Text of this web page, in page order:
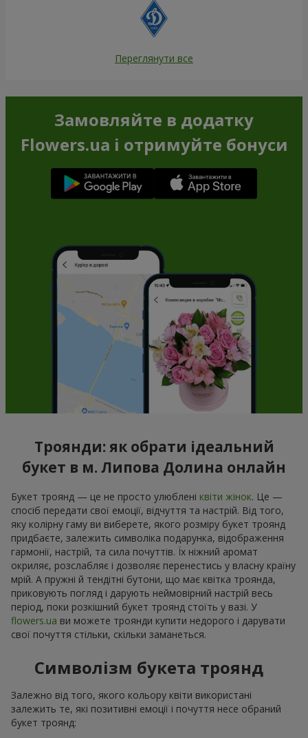
Переглянути все
Замовляйте в додатку
Flowers.ua і отримуйте бонуси
Троянди: як обрати ідеальний
букет в м. Липова Долина онлайн
Букет троянд — це не просто улюблені квіти жінок. Це —
спосіб передати свої емоції, відчуття та настрій. Від того,
яку колірну гаму ви виберете, якого розміру букет троянд
придбаєте, залежить символіка подарунка, відображення
гармонії, настрій, та сила почуттів. Їх ніжний аромат
окриляє, розслабляє і дозволяє перенестись у власну країну
мрій. А пружні й тендітні бутони, що має квітка троянда,
приковують погляд і дарують неймовірний настрій весь
період, поки розкішний букет троянд стоїть у вазі. У
flowers.ua ви можете троянди купити недорого і дарувати
свої почуття стільки, скільки заманеться.
Символізм букета троянд
Залежно від того, якого кольору квіти використані
залежить те, які позитивні емоції і почуття несе обраний
букет троянд: